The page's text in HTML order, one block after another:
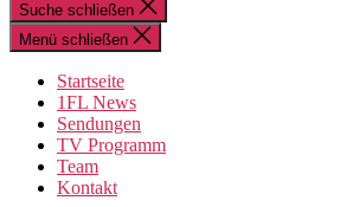
Suche schließen
Menü schließen
Startseite
1FL News
Sendungen
TV Programm
Team
Kontakt